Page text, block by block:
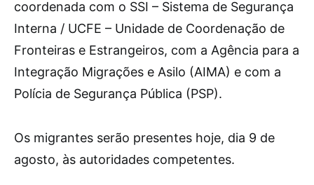
coordenada com o SSI – Sistema de Segurança
Interna / UCFE – Unidade de Coordenação de
Fronteiras e Estrangeiros, com a Agência para a
Integração Migrações e Asilo (AIMA) e com a
Polícia de Segurança Pública (PSP).
Os migrantes serão presentes hoje, dia 9 de
agosto, às autoridades competentes.